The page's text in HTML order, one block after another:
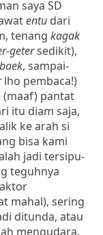
saya SD
entu dari
tenang kagak
getersedikit),
, sampai-
lho pembaca!)
(maaf) pantat
itu diam saja,
ke arah si
bisa kami
jadi tersipu-
teguhnya
mahal), sering
ditunda, atau
mengudara.